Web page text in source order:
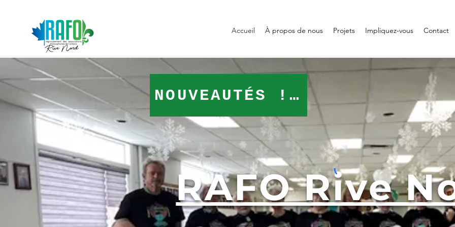
Accueil À propos de nous Projets Impliquez-vous Contact
NOUVEAUTÉS !!!
RAFO Rive